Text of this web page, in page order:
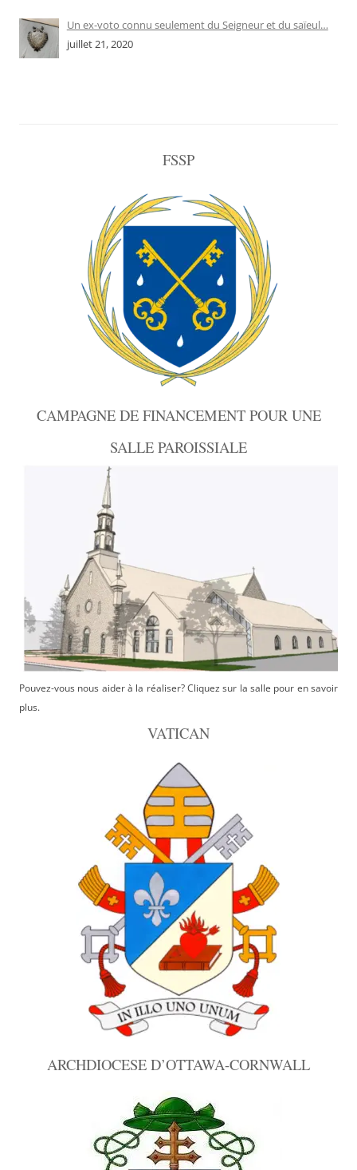
Un ex-voto connu seulement du Seigneur et du saïeul…
juillet 21, 2020
FSSP
CAMPAGNE DE FINANCEMENT POUR UNE
SALLE PAROISSIALE
Pouvez-vous nous aider à la réaliser? Cliquez sur la salle pour en savoir
plus.
VATICAN
ARCHDIOCESE D’OTTAWA-CORNWALL